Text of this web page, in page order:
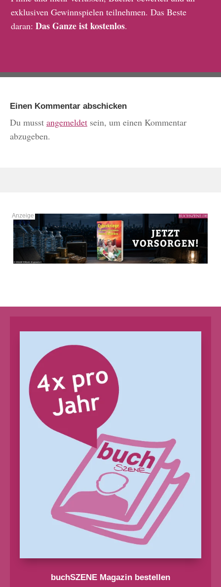
exklusiven Gewinnspielen teilnehmen. Das Beste
daran:Das Ganze ist kostenlos.
Einen Kommentar abschicken
Du musst angemeldet sein, um einen Kommentar
abzugeben.
buchSZENE Magazin bestellen